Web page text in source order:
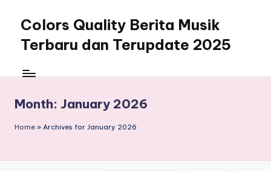
content
Colors Quality Berita Musik
Terbaru dan Terupdate 2025
Month: January 2026
Home » Archives for January 2026